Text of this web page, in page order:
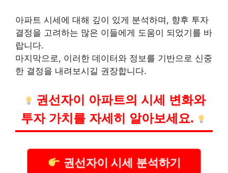
아파트 시세에 대해 깊이 있게 분석하며, 향후 투자
결정을 고려하는 많은 이들에게 도움이 되었기를 바
랍니다.
마지막으로, 이러한 데이터와 정보를 기반으로 신중
한 결정을 내려보시길 권장합니다.
권선자이 아파트의 시세 변화와
투자 가치를 자세히 알아보세요.
권선자이 시세 분석하기